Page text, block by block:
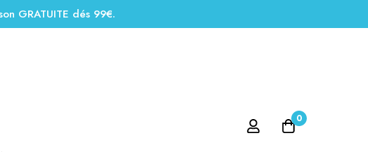
GRATUITE dés 99€.
0